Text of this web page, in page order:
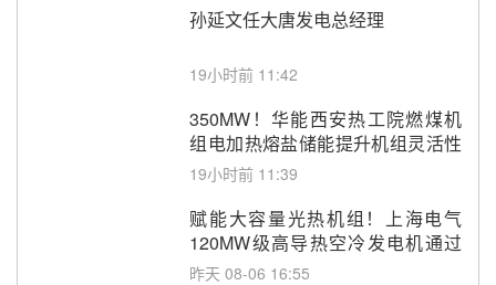
孙延文任大唐发电总经理
19小时前 11:42
350MW！华能西安热工院燃煤机
组电加热熔盐储能提升机组灵活性
改造项目初步设计第三方评审服务
19小时前 11:39
赋能大容量光热机组！上海电气
120MW级高导热空冷发电机通过
型式试验
昨天 08-06 16:55